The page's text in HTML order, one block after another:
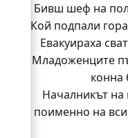
Бивш шеф на
Кой подпали
Младежи от
доброволци
Началникът на
поименно на
Кой подпали
Евакуираха
Младоженците
конна
Началникът на
поименно на